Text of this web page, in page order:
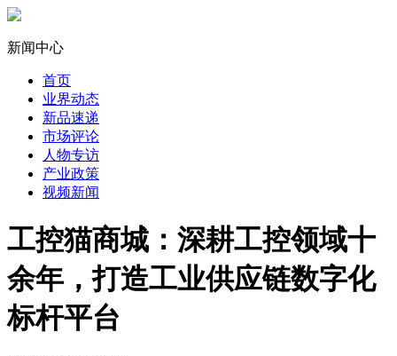
新闻中心
首页
业界动态
新品速递
市场评论
人物专访
产业政策
视频新闻
工控猫商城：深耕工控领域十
余年，打造工业供应链数字化
标杆平台